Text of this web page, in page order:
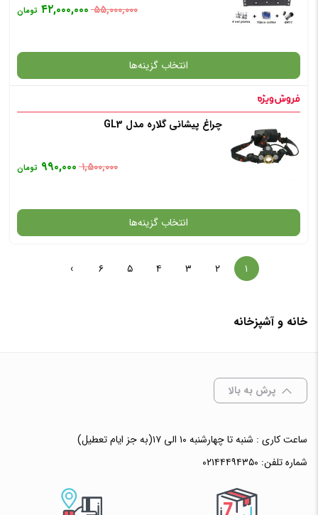
✧ چت با پشتیبان واتس آپ
۵۵,۰۰۰,۰۰۰ ۴۲,۰۰۰,۰۰۰ تومان
انتخاب گزینه‌ها
گارانتی
افزودن به سبد خرید
✧ چت با پشتیبان واتس آپ
چراغ پیشانی گلاره مدل GL3
۱,۵۰۰,۰۰۰ ۹۹۰,۰۰۰ تومان
انتخاب گزینه‌ها
✧ چت با پشتیبان واتس آپ
۱ ۲ ۳ ۴ ۵ ۶ ›
خانه و آشپزخانه
پرش به بالا
ساعت کاری : شنبه تا چهارشنبه ۱۰ الی ۱۷(به جز ایام تعطیل)
شماره تلفن: ۰۲۱۴۴۴۹۴۳۵۰